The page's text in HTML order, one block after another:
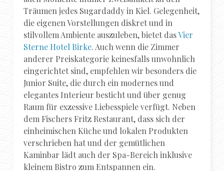
Träumen jedes Sugardaddy in Kiel. Gelegenheit,
die eigenen Vorstellungen diskret und in
stilvollem Ambiente auszuleben, bietet dasVier
Sterne Hotel Birke. Auch wenn die Zimmer
anderer Preiskategorie keinesfalls unwohnlich
eingerichtet sind, empfehlen wir besonders die
Junior Suite, die durch ein modernes und
elegantes Interieur besticht und über genug
Raum für exzessive Liebesspiele verfügt. Neben
dem Fischers Fritz Restaurant, dass sich der
einheimischen Küche und lokalen Produkten
verschrieben hat und der gemütlichen
Kaminbar lädt auch der Spa-Bereich inklusive
kleinem Bistro zum Entspannen ein.